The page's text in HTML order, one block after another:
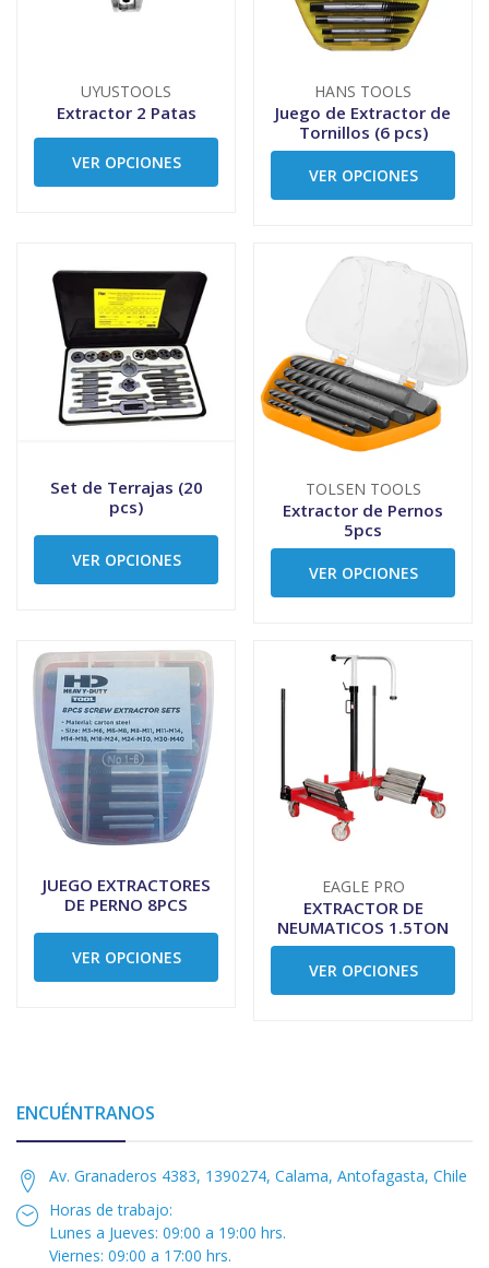
UYUSTOOLS
Extractor 2 Patas
VER OPCIONES
HANS TOOLS
Juego de Extractor de
Tornillos (6 pcs)
VER OPCIONES
Set de Terrajas (20
pcs)
VER OPCIONES
TOLSEN TOOLS
Extractor de Pernos
5pcs
VER OPCIONES
JUEGO EXTRACTORES
DE PERNO 8PCS
VER OPCIONES
EAGLE PRO
EXTRACTOR DE
NEUMATICOS 1.5TON
VER OPCIONES
ENCUÉNTRANOS
Av. Granaderos 4383, 1390274, Calama, Antofagasta, Chile
Horas de trabajo:
Lunes a Jueves: 09:00 a 19:00 hrs.
Viernes: 09:00 a 17:00 hrs.